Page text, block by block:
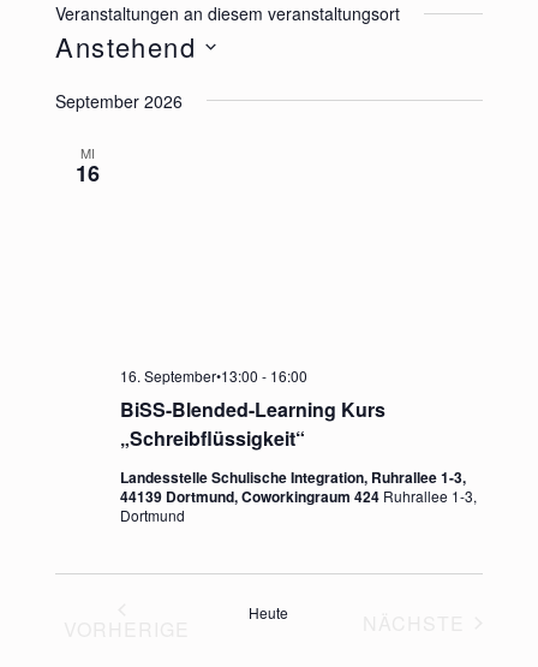
Veranstaltungen an diesem veranstaltungsort
Anstehend
wählen.
September 2026
MI
16
BiSS-Blended-Learning Kurs
„Schreibflüssigkeit“
16. September•13:00 - 16:00
Landesstelle Schulische Integration, Ruhrallee 1-3,
44139 Dortmund, Coworkingraum 424 Ruhrallee 1-3,
Dortmund
Heute